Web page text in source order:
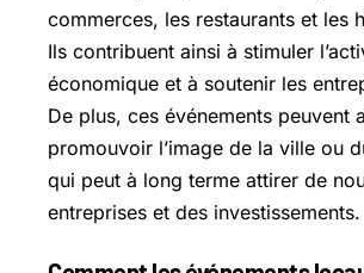
commerces, les restaurants et les
Ils contribuent ainsi à stimuler
économique et à soutenir les
De plus, ces événements peuvent
promouvoir l’image de la ville ou
qui peut à long terme attirer de
entreprises et des investissements.